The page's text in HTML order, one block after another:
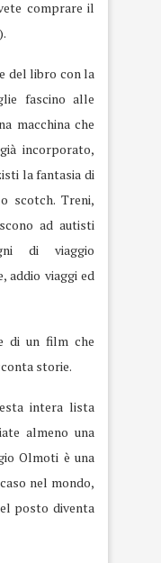
comprare il
del libro con la
fascino alle
macchina che
incorporato,
la fantasia di
scotch. Treni,
ad autisti
di viaggio
addio viaggi ed
di un film che
storie.
intera lista
almeno una
Olmoti è una
nel mondo,
posto diventa